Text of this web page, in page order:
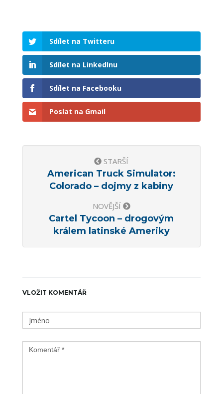
Sdílet na Twitteru
Sdílet na LinkedInu
Sdílet na Facebooku
Poslat na Gmail
STARŠÍ
American Truck Simulator:
Colorado – dojmy z kabiny
NOVĚJŠÍ
Cartel Tycoon – drogovým
králem latinské Ameriky
VLOŽIT KOMENTÁŘ